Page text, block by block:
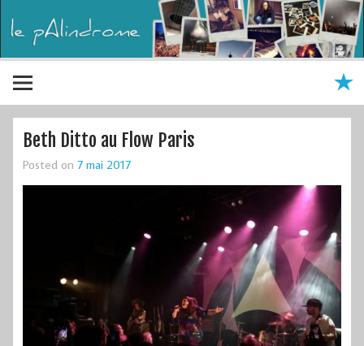
Beth Ditto au Flow Paris
Posted on 7 mai 2017